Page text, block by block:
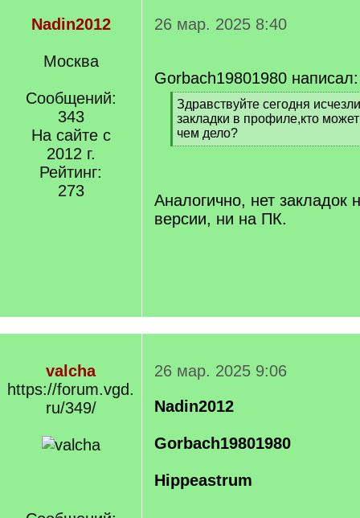
Nadin2012
Москва
Сообщений:
343
На сайте с
2012 г.
Рейтинг:
273
26 мар. 2025 8:40
Gorbach19801980 написал:
[
q
]
Здравствуйте сегодня
закладки в профиле,кто
чем дело?
[
Аналогично, нет закладок
версии, ни на ПК.
valcha
https://forum.vgd.
ru/349/
26 мар. 2025 9:06
Nadin2012
Gorbach19801980
Hippeastrum